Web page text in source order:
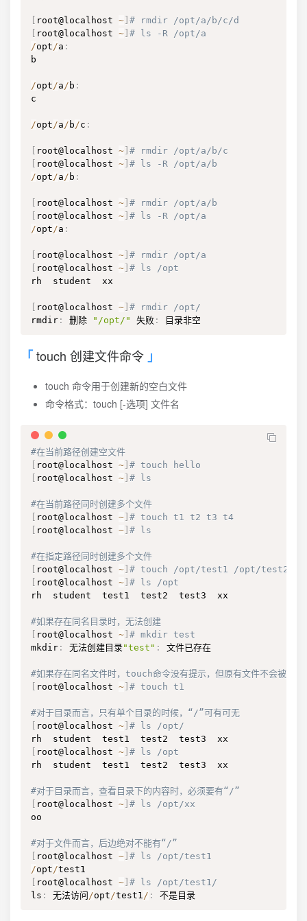
root@localhost ~ # rmdir /opt/a/b/c/d
root@localhost ~ # ls -R /opt/a
/opt/a :
b
/opt/a/ b :
c
/opt/a/ b/c :
root@localhost ~ # rmdir /opt/a/b/c
root@localhost ~ # ls -R /opt/a/b
/opt/a/ b :
root@localhost ~ # rmdir /opt/a/b
root@localhost ~ # ls -R /opt/a
/opt/a :
root@localhost ~ # rmdir /opt/a
root@localhost ~ # ls /opt
rh  student  xx
root@localhost ~ # rmdir /opt/
rmdir : 删除 "/opt/" 失败 : 目录非空
touch 创建文件命令
touch 命令用于创建新的空白文件
命令格式：touch [-选项] 文件名
#在当前路径创建空文件
root@localhost ~ # touch hello
root@localhost ~ # ls
#在当前路径同时创建多个文件
root@localhost ~ # touch t1 t2 t3 t4
root@localhost ~ # ls
#在指定路径同时创建多个文件
root@localhost ~ # touch /opt/test1 /opt/test2 /
root@localhost ~ # ls /opt
rh  student  test1  test2  test3  xx
#如果存在同名目录时，无法创建
root@localhost ~ # mkdir test
mkdir : 无法创建目录"test" : 文件已存在
#如果存在同名文件时，touch命令没有提示，但原有文件不会被覆盖
root@localhost ~ # touch t1
#对于目录而言，只有单个目录的时候，“/”可有可无
root@localhost ~ # ls /opt/
root@localhost ~ # ls /opt
rh  student  test1  test2  test3  xx
#对于目录而言，查看目录下的内容时，必须要有“/”
root@localhost ~ # ls /opt/xx
oo
#对于文件而言，后边绝对不能有“/”
root@localhost ~ # ls /opt/test1
/opt/
root@localhost ~ # ls /opt/test1/
ls : 无法访问 /opt/test1/ : 不是目录